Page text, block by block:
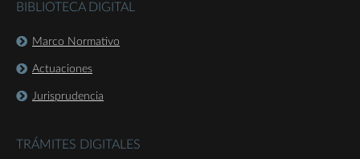
BIBLIOTECA DIGITAL
Marco Normativo
Actuaciones
Jurisprudencia
TRÁMITES DIGITALES